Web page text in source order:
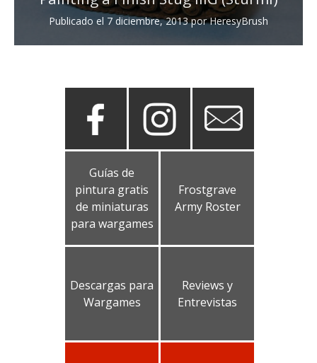
Publicado el 7 diciembre, 2013porHeresyBrush
Guías de
pintura gratis
de miniaturas
para wargames
Frostgrave
Army Roster
Descargas para
Wargames
Reviews y
Entrevistas